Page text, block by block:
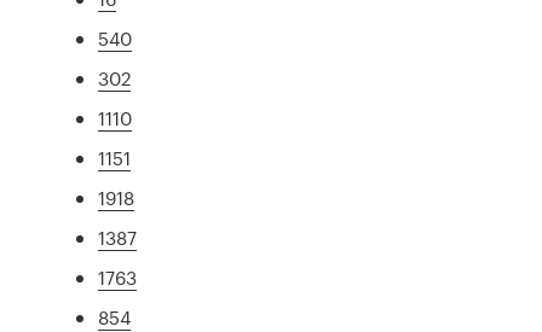
540
302
1110
1151
1918
1387
1763
854